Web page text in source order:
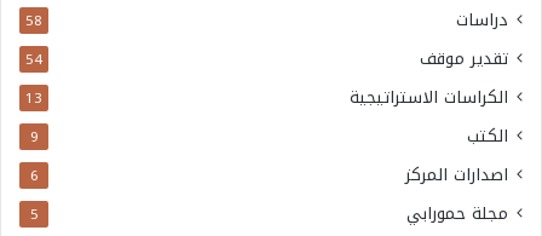
ن
دراسات 58
تقدير موقف 54
الكراسات الاستراتيجية 13
الكتب 9
اصدارات المركز 6
مجلة حمورابي 5